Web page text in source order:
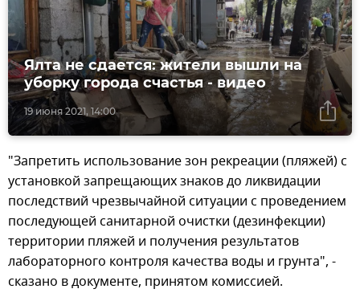
19 июня 2021, 14:00
Ялта не сдается: жители вышли на
уборку города счастья - видео
"Запретить использование зон рекреации (пляжей) с
установкой запрещающих знаков до ликвидации
последствий чрезвычайной ситуации с проведением
последующей санитарной очистки (дезинфекции)
территории пляжей и получения результатов
лабораторного контроля качества воды и грунта", -
сказано в документе, принятом комиссией.